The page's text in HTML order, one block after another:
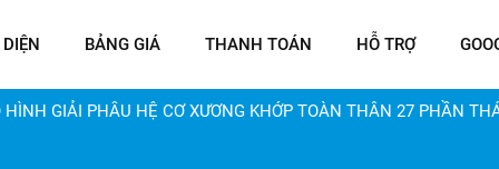
BẢNG GIÁ THANH TOÁN HỖ TRỢ
HÌNH GIẢI PHẪU HỆ CƠ XƯƠNG KHỚP TOÀN THÂN 27 PHẦN